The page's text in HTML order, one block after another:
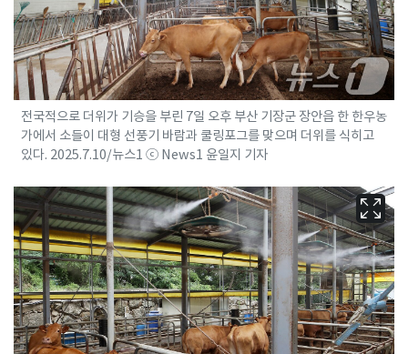
전국적으로 더위가 기승을 부린 7일 오후 부산 기장군 장안읍 한 한우농
가에서 소들이 대형 선풍기 바람과 쿨링포그를 맞으며 더위를 식히고
있다. 2025.7.10/뉴스1 ⓒ News1 윤일지 기자